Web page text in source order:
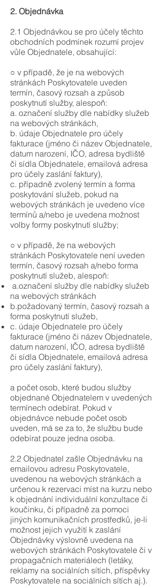
2. Objednávka
2.1 Objednávkou se pro účely těchto
obchodních podmínek rozumí projev
vůle Objednatele, obsahující:
○ v případě, že je na webových
stránkách Poskytovatele uveden
termín, časový rozsah a způsob
poskytnutí služby, alespoň:
a. označení služby dle nabídky služeb
na webových stránkách,
b. údaje Objednatele pro účely
fakturace (jméno či název Objednatele,
datum narození, IČO, adresa bydliště
či sídla Objednatele, emailová adresa
pro účely zaslání faktury),
c. případně zvolený termín a forma
poskytování služeb, pokud na
webových stránkách je uvedeno více
termínů a/nebo je uvedena možnost
volby formy poskytnutí služby;
○ v případě, že na webových
stránkách Poskytovatele není uveden
termín, časový rozsah a/nebo forma
poskytnutí služeb, alespoň:
a.označení služby dle nabídky služeb
na webových stránkách
b.požadovaný termín, časový rozsah a
forma poskytnutí služeb,
c. údaje Objednatele pro účely
fakturace (jméno či název Objednatele,
datum narození, IČO, adresa bydliště
či sídla Objednatele, emailová adresa
pro účely zaslání faktury),
a počet osob, které budou služby
objednané Objednatelem v uvedených
termínech odebírat. Pokud v
objednávce nebude počet osob
uveden, má se za to, že službu bude
odebírat pouze jedna osoba.
2.2 Objednatel zašle Objednávku na
emailovou adresu Poskytovatele,
uvedenou na webových stránkách a
určenou k rezervaci míst na kurzu nebo
k objednání individuální konzultace či
koučinku, či případně za pomoci
jiných komunikačních prostředků, je-li
možnost jejich využití k zaslání
Objednávky výslovně uvedena na
webových stránkách Poskytovatele či v
propagačních materiálech (letáky,
reklamy na sociálních sítích, příspěvky
Poskytovatele na sociálních sítích aj.).